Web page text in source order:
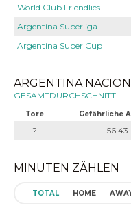
World Club Friendlies
Argentina Superliga
Argentina Super Cup
ARGENTINA
GESAMTDURCHSCHNITT
Tore Gefährliche
? 56.43
MINUTEN ZÄHLEN
TOTAL HOME